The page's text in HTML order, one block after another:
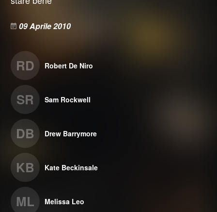
09 Aprile 2010
RD Robert De Niro
SR Sam Rockwell
DB Drew Barrymore
KB Kate Beckinsale
ML Melissa Leo